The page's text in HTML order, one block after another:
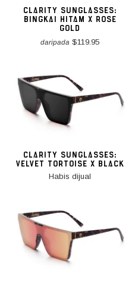
CLARITY SUNGLASSES:
BINGKAI HITAM X ROSE
GOLD
daripada $119.95
CLARITY SUNGLASSES:
VELVET TORTOISE X BLACK
Habis dijual